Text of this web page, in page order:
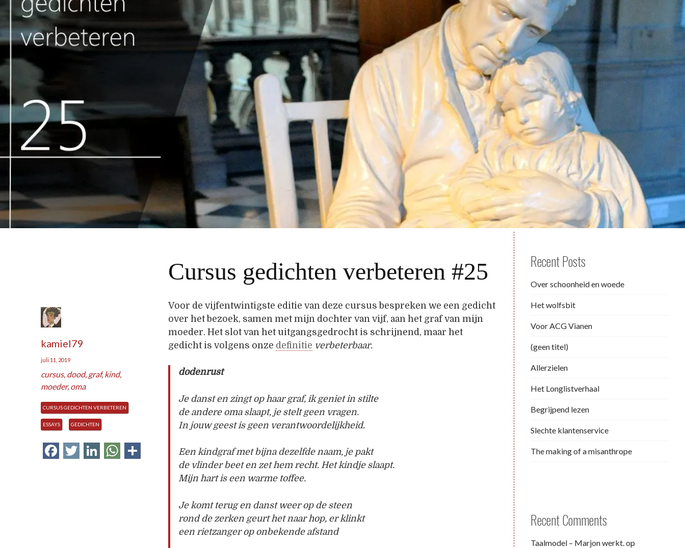
Cursus gedichten verbeteren #25
kamiel79
juli 11, 2019
cursus, dood, graf,kind,
moeder, oma
CURSUS GEDICHTEN VERBETEREN
ESSAYS GEDICHTEN
Facebook
Twitter
LinkedInWhatsApp
Delen
Voor de vijfentwintigste editie van deze cursus bespreken we een gedicht
over het bezoek, samen met mijn dochter van vijf, aan het graf van mijn
moeder. Het slot van het uitgangsgedrocht is schrijnend, maar het
gedicht is volgens onze definitie verbeterbaar.
dodenrust
Je danst en zingt op haar graf, ik geniet in stilte
de andere oma slaapt, je stelt geen vragen.
In jouw geest is geen verantwoordelijkheid.
Een kindgraf met bijna dezelfde naam, je pakt
de vlinder beet en zet hem recht. Het kindje slaapt.
Mijn hart is een warme toffee.
Je komt terug en danst weer op de steen
rond de zerken geurt het naar hop, er klinkt
een rietzanger op onbekende afstand
Recent Posts
Over schoonheid en woede
Het wolfsbit
Voor ACG Vianen
(geen titel)
Allerzielen
Het Longlistverhaal
Begrijpend lezen
Slechte klantenservice
The making of a misanthrope
Recent Comments
Taalmodel – Marjon werkt.op